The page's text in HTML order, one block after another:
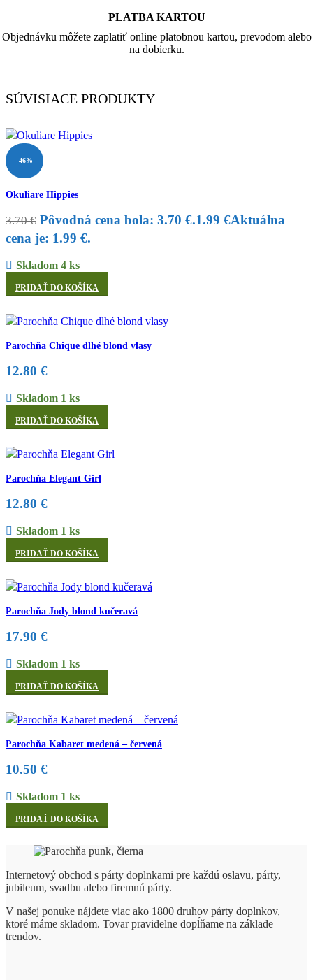
PLATBA KARTOU
Objednávku môžete zaplatiť online platobnou kartou, prevodom alebo
na dobierku.
SÚVISIACE PRODUKTY
-46%
Okuliare Hippies
3.70€ Pôvodná cena bola: 3.70 €.1.99 €Aktuálna
cena je: 1.99 €.
Skladom 4 ks
PRIDAŤ DO KOŠÍKA
Parochňa Chique dlhé blond vlasy
12.80 €
Skladom 1 ks
PRIDAŤ DO KOŠÍKA
Parochňa Elegant Girl
12.80 €
Skladom 1 ks
PRIDAŤ DO KOŠÍKA
Parochňa Jody blond kučeravá
17.90 €
Skladom 1 ks
PRIDAŤ DO KOŠÍKA
Parochňa Kabaret medená – červená
10.50 €
Skladom 1 ks
PRIDAŤ DO KOŠÍKA
Internetový obchod s párty doplnkami pre každú oslavu, párty,
jubileum, svadbu alebo firemnú párty.
V našej ponuke nájdete viac ako 1800 druhov párty doplnkov,
ktoré máme skladom. Tovar pravidelne dopĺňame na základe
trendov.